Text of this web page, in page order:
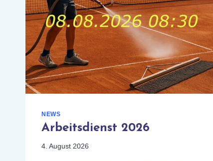
NEWS
Arbeitsdienst 2026
4. August 2026